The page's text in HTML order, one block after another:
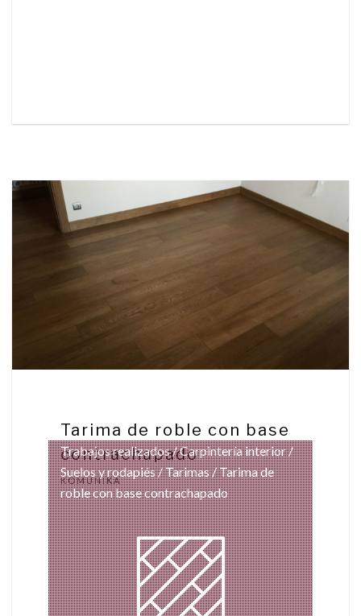
Tarima de roble con base
contrachapado
KOMUNIKA
Trabajos realizados/Carpintería interior/
Suelos y rodapiés/Tarimas/ Tarima de
roble con base contrachapado